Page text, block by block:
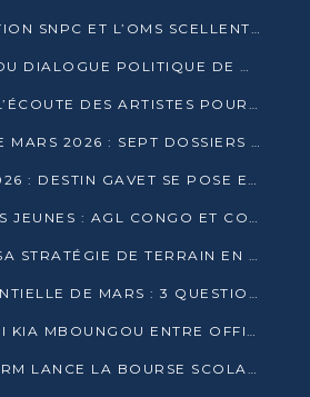
SANTÉ : LA FONDATION SNPC ET L’OMS SCELLENT UN PARTENARIAT STRATÉGIQUE DE TROIS ANS
L’UPRN SE RETIRE DU DIALOGUE POLITIQUE DE DJAMBALA : TENSIONS DANS LE PRÉ-ÉLECTORAL CONGOLAIS
DAVE MAFOULA À L’ÉCOUTE DES ARTISTES POUR REDÉFINIR SA POLITIQUE CULTURELLE
PRÉSIDENTIELLE DE MARS 2026 : SEPT DOSSIERS DE CANDIDATURE ENREGISTRÉS À LA CLÔTURE DES DÉPÔTS
PRÉSIDENTIELLE 2026 : DESTIN GAVET SE POSE EN CANDIDAT DU « RAS-LE-BOL »
EMPLOYABILITÉ DES JEUNES : AGL CONGO ET CONGO TERMINAL S’ALLIENT À UCAC-ICAM
LE MJPU DÉPLOIE SA STRATÉGIE DE TERRAIN EN FAVEUR DE DSN
ÉLECTION PRÉSIDENTIELLE DE MARS : 3 QUESTIONS À UN EXPERT CONGOLAIS DE LA CYBERSÉCURITÉ
JOSEPH KIGNOUMBI KIA MBOUNGOU ENTRE OFFICIELLEMENT EN COURSE POUR LA PRÉSIDENTIELLE
ÉDUCATION : LA FCRM LANCE LA BOURSE SCOLAIRE FRANCINE-NTOUMI POUR PROMOUVOIR LES FILIÈRES SCIENTIFIQUES